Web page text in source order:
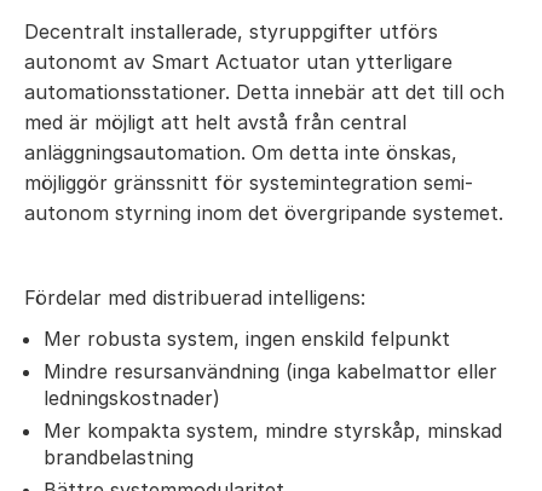
Decentralt installerade, styruppgifter utförs
autonomt av Smart Actuator utan ytterligare
automationsstationer. Detta innebär att det till och
med är möjligt att helt avstå från central
anläggningsautomation. Om detta inte önskas,
möjliggör gränssnitt för systemintegration semi-
autonom styrning inom det övergripande systemet.
Fördelar med distribuerad intelligens:
Mer robusta system, ingen enskild felpunkt
Mindre resursanvändning (inga kabelmattor eller
ledningskostnader)
Mer kompakta system, mindre styrskåp, minskad
brandbelastning